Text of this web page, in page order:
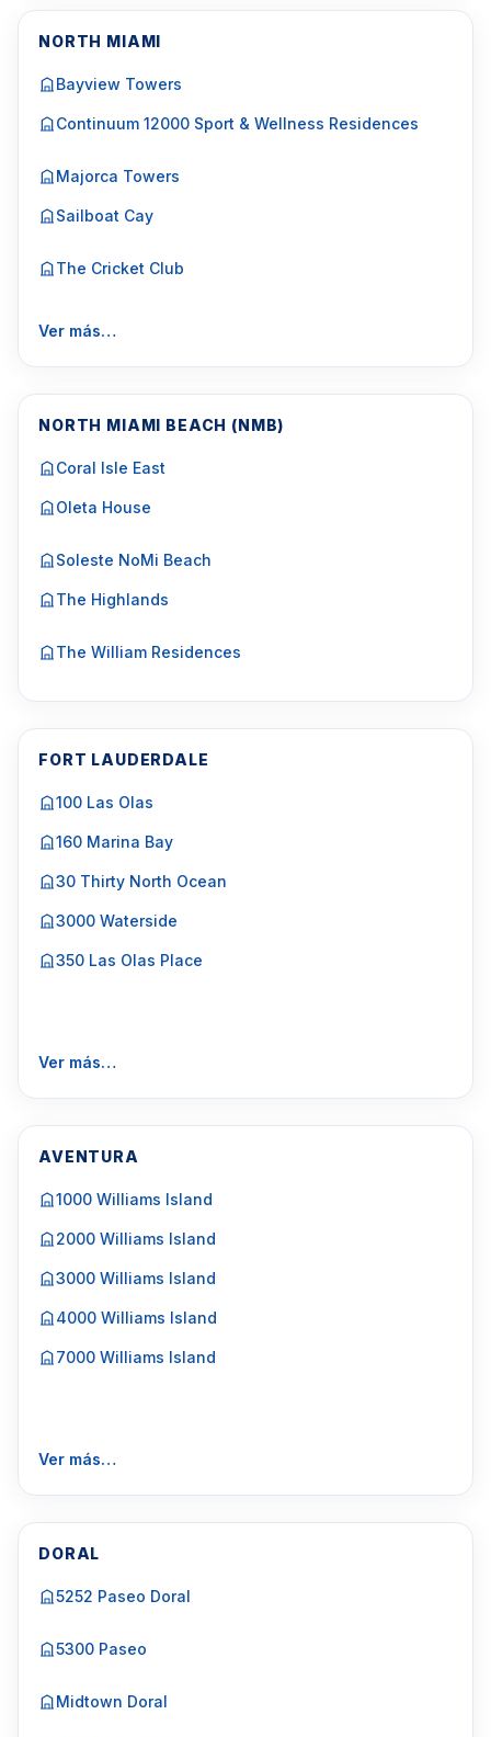
NORTH MIAMI
Bayview Towers
Continuum 12000 Sport & Wellness Residences
Majorca Towers
Sailboat Cay
The Cricket Club
Ver más…
NORTH MIAMI BEACH (NMB)
Coral Isle East
Oleta House
Soleste NoMi Beach
The Highlands
The William Residences
FORT LAUDERDALE
100 Las Olas
160 Marina Bay
30 Thirty North Ocean
3000 Waterside
350 Las Olas Place
Ver más…
AVENTURA
1000 Williams Island
2000 Williams Island
3000 Williams Island
4000 Williams Island
7000 Williams Island
Ver más…
DORAL
5252 Paseo Doral
5300 Paseo
Midtown Doral